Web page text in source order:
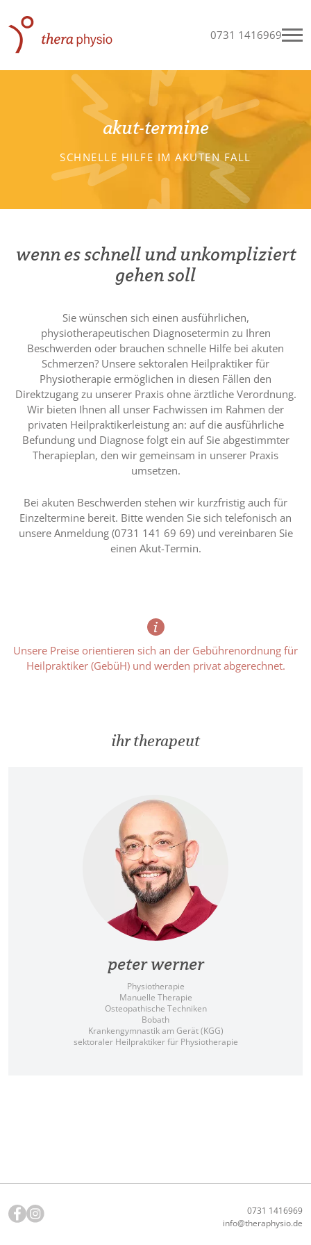
0731 1416969
LEISTUNGEN
PATIENTEN-LOGIN
akut-termine
SCHNELLE HILFE IM AKUTEN FALL
wenn es schnell und unkompliziert
gehen soll
Sie wünschen sich einen ausführlichen,
physiotherapeutischen Diagnosetermin zu Ihren
Beschwerden oder brauchen schnelle Hilfe bei akuten
Schmerzen? Unsere sektoralen Heilpraktiker für
Physiotherapie ermöglichen in diesen Fällen den
Direktzugang zu unserer Praxis ohne ärztliche Verordnung.
Wir bieten Ihnen all unser Fachwissen im Rahmen der
privaten Heilpraktikerleistung an: auf die ausführliche
Befundung und Diagnose folgt ein auf Sie abgestimmter
Therapieplan, den wir gemeinsam in unserer Praxis
umsetzen.
Bei akuten Beschwerden stehen wir kurzfristig auch für
Einzeltermine bereit. Bitte wenden Sie sich telefonisch an
unsere Anmeldung (0731 141 69 69) und vereinbaren Sie
einen Akut-Termin.
Unsere Preise orientieren sich an der Gebührenordnung für
Heilpraktiker (GebüH) und werden privat abgerechnet.
ihr therapeut
peter werner
Physiotherapie
Manuelle Therapie
Osteopathische Techniken
Bobath
Krankengymnastik am Gerät (KGG)
sektoraler Heilpraktiker für Physiotherapie
0731 1416969
info@theraphysio.de